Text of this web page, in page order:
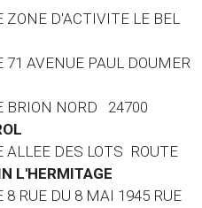
ZONE D'ACTIVITE LE BEL
71 AVENUE PAUL DOUMER
BRION NORD 24700
ALLEE DES LOTS ROUTE
L'HERMITAGE
8 RUE DU 8 MAI 1945 RUE